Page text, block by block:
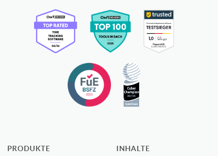
PRODUKTE
INHALTE